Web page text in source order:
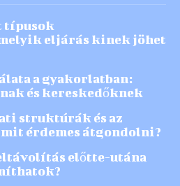
típusok
eljárás kinek jöhet
a gyakorlatban:
és kereskedőknek
struktúrák és az
érdemes átgondolni?
előtte-utána